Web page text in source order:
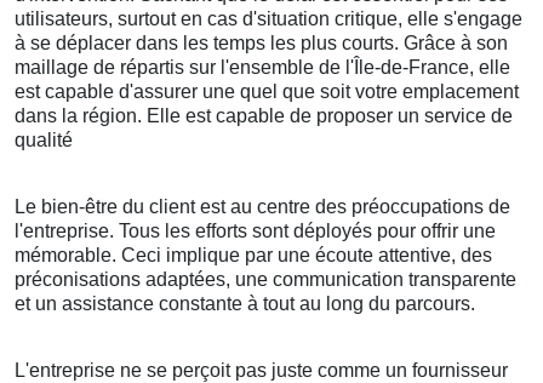
utilisateurs, surtout en cas d'situation critique, elle s'engage
à se déplacer dans les temps les plus courts. Grâce à son
maillage de répartis sur l'ensemble de l'Île-de-France, elle
est capable d'assurer une quel que soit votre emplacement
dans la région. Elle est capable de proposer un service de
qualité
Le bien-être du client est au centre des préoccupations de
l'entreprise. Tous les efforts sont déployés pour offrir une
mémorable. Ceci implique par une écoute attentive, des
préconisations adaptées, une communication transparente
et un assistance constante à tout au long du parcours.
L'entreprise ne se perçoit pas juste comme un fournisseur